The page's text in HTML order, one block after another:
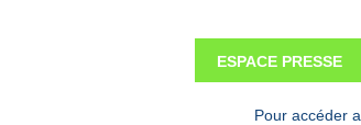
ESPACE PRESSE
Pour accéder